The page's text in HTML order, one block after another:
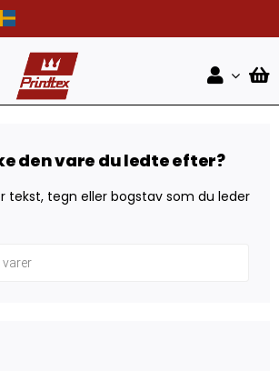
den vare du ledte efter?
tekst, tegn eller bogstav som du leder